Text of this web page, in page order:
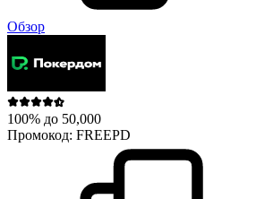
Обзор
100% до 50,000
Промокод: FREEPD